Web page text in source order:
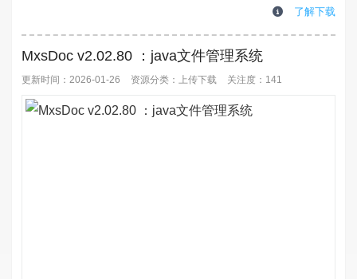
录。接着安装程序，在浏览器里输入 http:// 你的网址 /
哈。再给大家提个醒哈，要是默认的伪静态不行...
了解下载
MxsDoc v2.02.80 ：java文件管理系统
更新时间：2026-01-26 资源分类： 上传下载 关注度：141